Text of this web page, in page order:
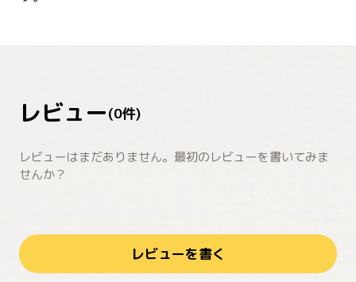
レビュー(0件)
レビューはまだありません。最初のレビューを書いてみま
せんか？
レビューを書く